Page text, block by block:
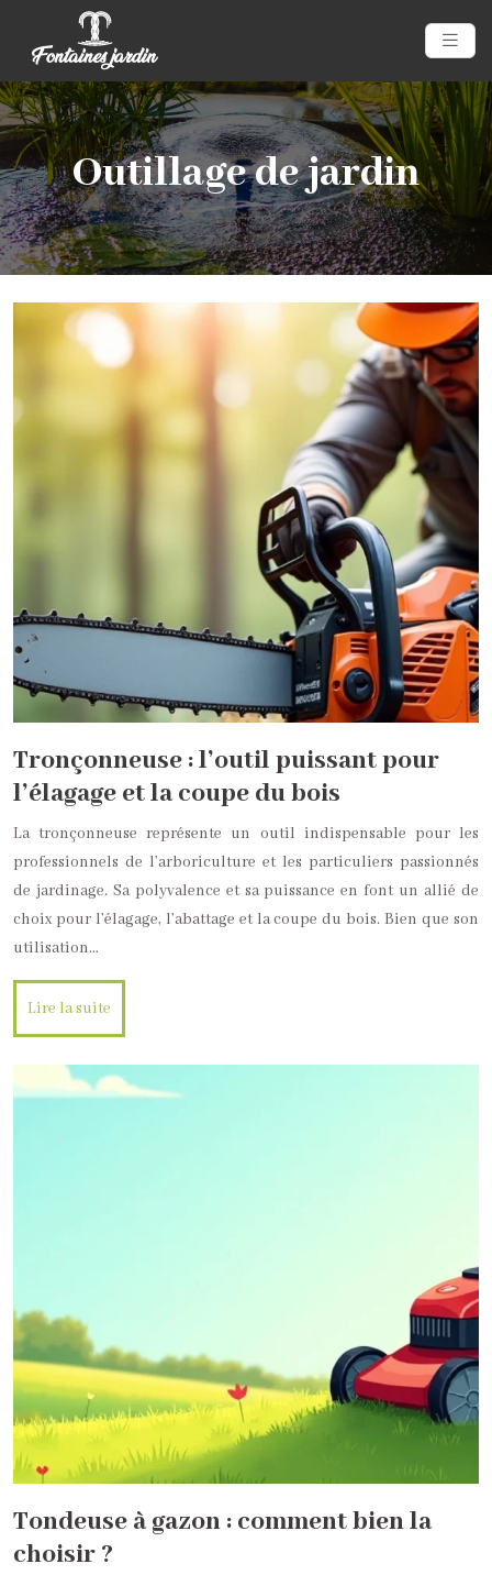
Outillage de jardin
Tronçonneuse : l’outil puissant pour
l’élagage et la coupe du bois
La tronçonneuse représente un outil indispensable pour les
professionnels de l’arboriculture et les particuliers passionnés
de jardinage. Sa polyvalence et sa puissance en font un allié de
choix pour l’élagage, l’abattage et la coupe du bois. Bien que son
utilisation…
Lire la suite
Tondeuse à gazon : comment bien la
choisir ?